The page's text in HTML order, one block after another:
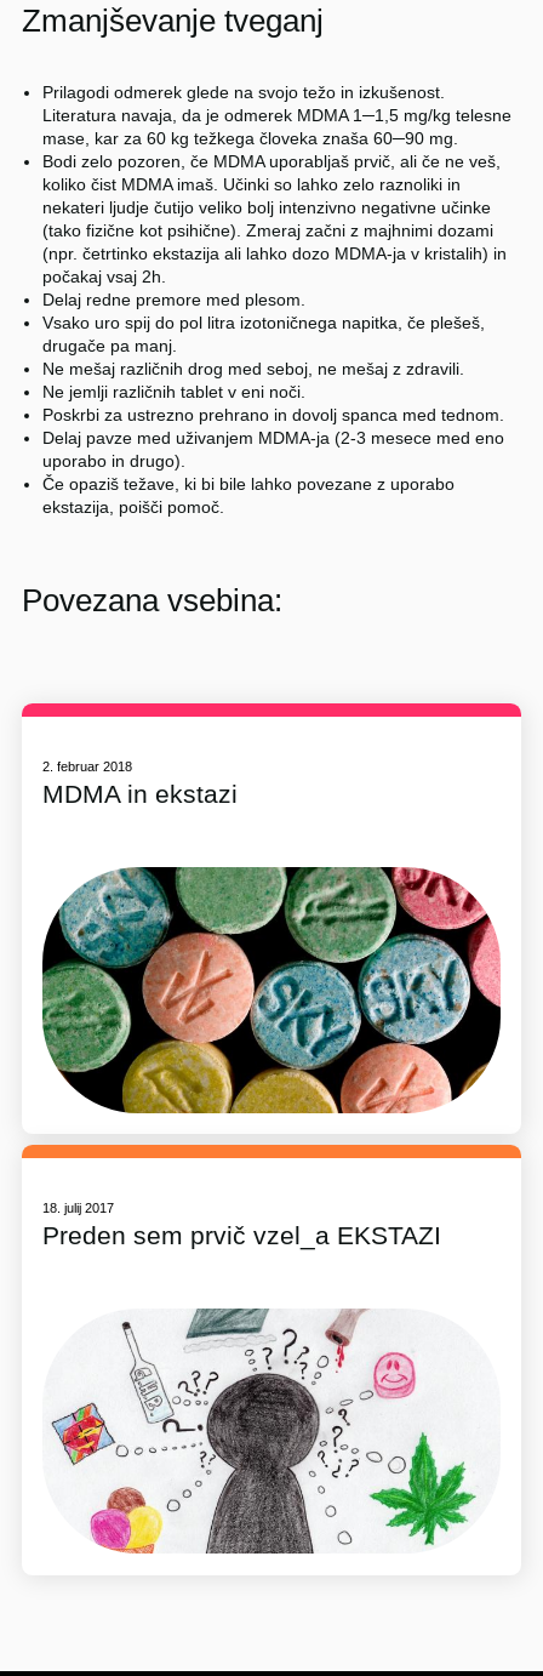
Zmanjševanje tveganj
Prilagodi odmerek glede na svojo težo in izkušenost.
Literatura navaja, da je odmerek MDMA 1─1,5 mg/kg telesne
mase, kar za 60 kg težkega človeka znaša 60─90 mg.
Bodi zelo pozoren, če MDMA uporabljaš prvič, ali če ne veš,
koliko čist MDMA imaš. Učinki so lahko zelo raznoliki in
nekateri ljudje čutijo veliko bolj intenzivno negativne učinke
(tako fizične kot psihične). Zmeraj začni z majhnimi dozami
(npr. četrtinko ekstazija ali lahko dozo MDMA-ja v kristalih) in
počakaj vsaj 2h.
Delaj redne premore med plesom.
Vsako uro spij do pol litra izotoničnega napitka, če plešeš,
drugače pa manj.
Ne mešaj različnih drog med seboj, ne mešaj z zdravili.
Ne jemlji različnih tablet v eni noči.
Poskrbi za ustrezno prehrano in dovolj spanca med tednom.
Delaj pavze med uživanjem MDMA-ja (2-3 mesece med eno
uporabo in drugo).
Če opaziš težave, ki bi bile lahko povezane z uporabo
ekstazija, poišči pomoč.
Povezana vsebina:
2. februar 2018
MDMA in ekstazi
18. julij 2017
Preden sem prvič vzel_a EKSTAZI